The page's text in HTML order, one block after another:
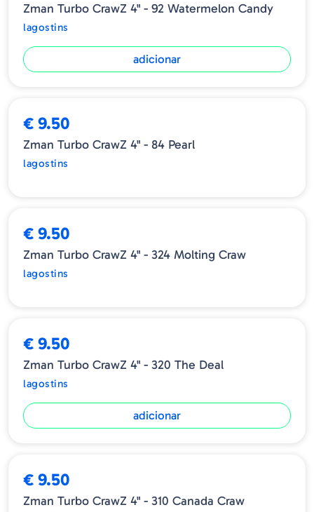
Zman Turbo CrawZ 4" - 92 Watermelon Candy
lagostins
adicionar
€ 9.50
Zman Turbo CrawZ 4" - 84 Pearl
lagostins
€ 9.50
Zman Turbo CrawZ 4" - 324 Molting Craw
lagostins
€ 9.50
Zman Turbo CrawZ 4" - 320 The Deal
lagostins
adicionar
€ 9.50
Zman Turbo CrawZ 4" - 310 Canada Craw